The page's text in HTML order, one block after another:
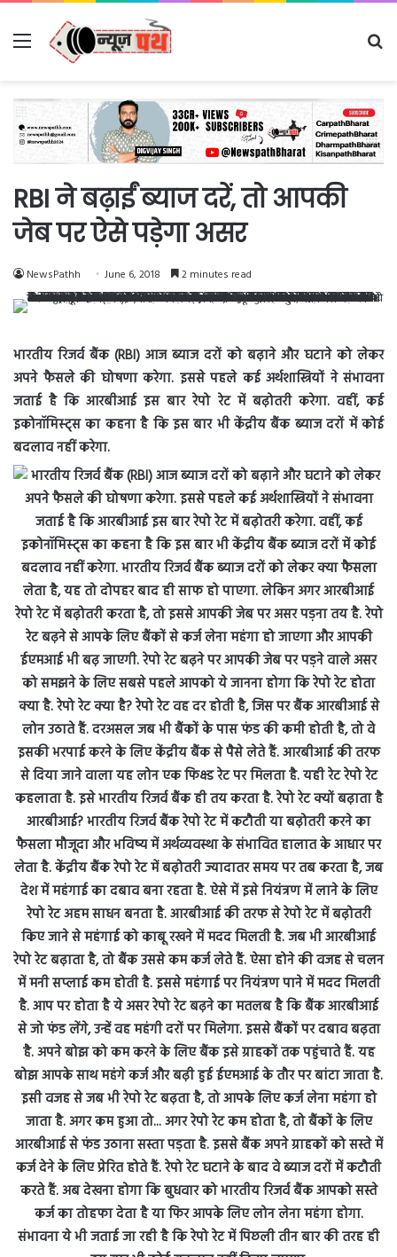
Menu
RBI ने बढ़ाईं ब्याज दरें, तो आपकी
जेब पर ऐसे पड़ेगा असर
NewsPathh June 6, 2018 2 minutes read
भारतीय रिजर्व बैंक (RBI) आज ब्याज दरों को बढ़ाने और घटाने को लेकर
अपने फैसले की घोषणा करेगा. इससे पहले कई अर्थशास्त्र‍ियों ने संभावना
जताई है कि आरबीआई इस बार रेपो रेट में बढ़ोतरी करेगा. वहीं, कई
इकोनॉमिस्ट्स का कहना है कि इस बार भी केंद्रीय बैंक ब्याज दरों में कोई
बदलाव नहीं करेगा.